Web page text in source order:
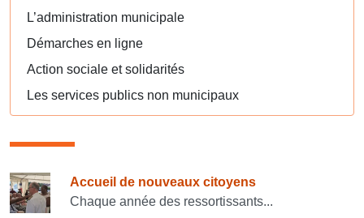
L’administration municipale
Démarches en ligne
Action sociale et solidarités
Les services publics non municipaux
Consulter également
Accueil de nouveaux citoyens
Chaque année des ressortissants...